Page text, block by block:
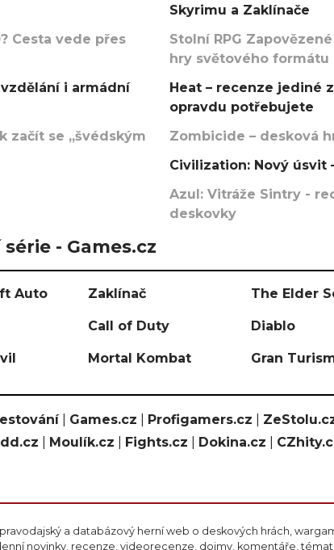
Cesta vede přes
i armádní
začít se „švédským
Skyrimu a Zaklínače
Stolní RPG
hry světového formátu
Heat – recenze jediné
opravdu potřebujete
Zombicide – desková
Civilization: Nový úsvit
Azul: Vitráže Sintry -
deskovky
- Games.cz
Auto Zaklínač The Elder
Call of Duty Diablo
Mortal Kombat Gran
| Games.cz Profigamers.cz
Moulík.cz Fights.cz Dokina.cz
a databázový herní web o deskových hrách,
novinky, recenze, videorecenze, dojmy, komentáře,